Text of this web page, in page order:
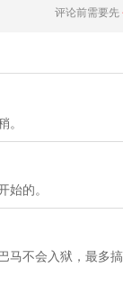
评论前需要先
。
始的。
马不会入狱，最多